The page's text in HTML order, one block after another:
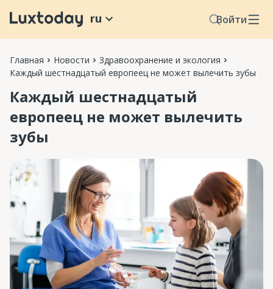
Войти
ru
Главная Новости
Здравоохранение и экология
Каждый шестнадцатый европеец не может вылечить зубы
Каждый шестнадцатый
европеец не может вылечить
зубы